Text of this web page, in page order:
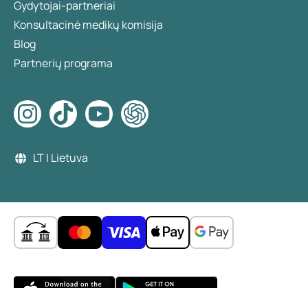
Gydytojai-partneriai
Konsultacinė medikų komisija
Blog
Partnerių programa
LT | Lietuva